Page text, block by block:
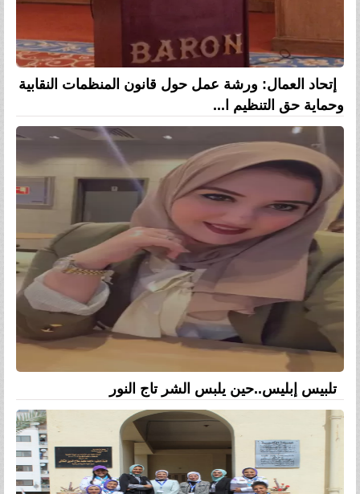
إتحاد العمال: ورشة عمل حول قانون المنظمات النقابية
وحماية حق التنظيم ا...
تلبيس إبليس..حين يلبس الشر تاج النور